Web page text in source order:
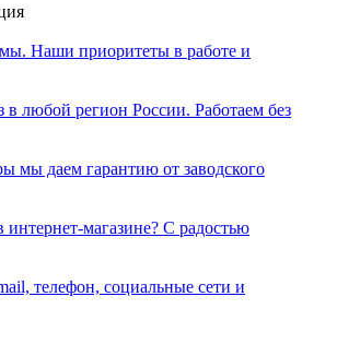
Наши приоритеты в работе и
в любой регион России. Работаем без
мы даем гарантию от заводского
магазине? С радостью
телефон, социальные сети и